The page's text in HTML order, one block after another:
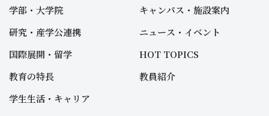
学部・大学院
研究・産学公連携
国際展開・留学
教育の特長
学生生活・キャリア
キャンパス・施設案内
ニュース・イベント
HOT TOPICS
教員紹介